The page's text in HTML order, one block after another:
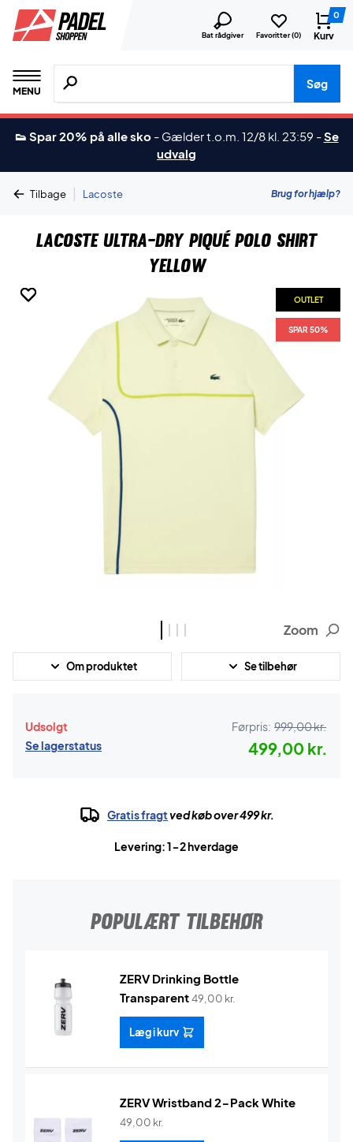
Bat rådgiver Favoritter (0)
0
Kurv
MENU
Søg efter produkter, mærker etc.
Søg
👟 Spar 20% på alle sko - Gælder t.o.m. 12/8 kl. 23:59 -Se
udvalg
Tilbage | Lacoste Brug for hjælp?
Lacoste Ultra-Dry Piqué Polo Shirt
Yellow
OUTLET
SPAR 50%
OUTLET
SPAR 50%
OUTLET
SPAR 50%
OUTLET
SPAR 50%
Zoom
Om produktet Se tilbehør
Udsolgt
Se lagerstatus
Førpris: 999,00 kr.
499,00 kr.
Gratis fragtved køb over 499 kr.
Levering: 1-2 hverdage
POPULÆRT TILBEHØR
ZERV Drinking Bottle
Transparent49,00 kr.
Læg i kurv
ZERV Wristband 2-Pack White
49,00 kr.